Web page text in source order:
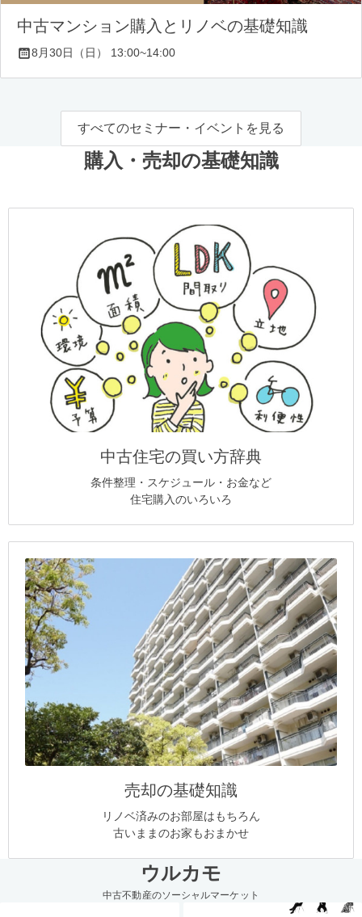
中古マンション購入とリノベの基礎知識
8月30日（日） 13:00~14:00
すべてのセミナー・イベントを見る
購入・売却の基礎知識
中古住宅の買い方辞典
条件整理・スケジュール・お金など
住宅購入のいろいろ
売却の基礎知識
リノベ済みのお部屋はもちろん
古いままのお家もおまかせ
ウルカモ
中古不動産のソーシャルマーケット